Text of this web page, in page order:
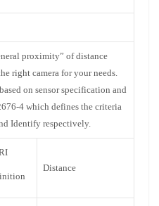
proximity” of distance
right camera for your needs.
on sensor specification and
4 which defines the criteria
Identify respectively.
Distance